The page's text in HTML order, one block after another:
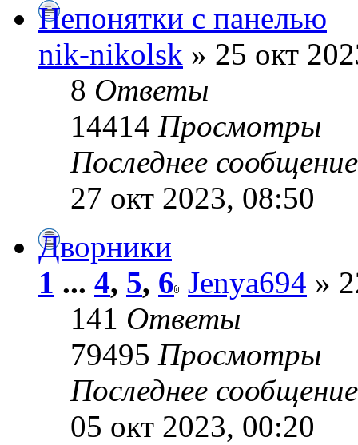
Непонятки с панелью
nik-nikolsk » 25 окт
8 Ответы
14414 Просмотры
Последнее
27 окт 2023, 08:50
Дворники
1 ... 4, 5, 6 Jenya694 »
141 Ответы
79495 Просмотры
Последнее
05 окт 2023, 00:20